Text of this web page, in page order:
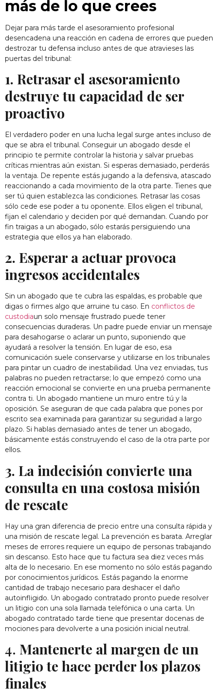
más de lo que crees
Dejar para más tarde el asesoramiento profesional
desencadena una reacción en cadena de errores que pueden
destrozar tu defensa incluso antes de que atravieses las
puertas del tribunal:
1. Retrasar el asesoramiento
destruye tu capacidad de ser
proactivo
El verdadero poder en una lucha legal surge antes incluso de
que se abra el tribunal. Conseguir un abogado desde el
principio te permite controlar la historia y salvar pruebas
críticas mientras aún existan. Si esperas demasiado, perderás
la ventaja. De repente estás jugando a la defensiva, atascado
reaccionando a cada movimiento de la otra parte. Tienes que
ser tú quien establezca las condiciones. Retrasar las cosas
sólo cede ese poder a tu oponente. Ellos eligen el tribunal,
fijan el calendario y deciden por qué demandan. Cuando por
fin traigas a un abogado, sólo estarás persiguiendo una
estrategia que ellos ya han elaborado.
2. Esperar a actuar provoca
ingresos accidentales
Sin un abogado que te cubra las espaldas, es probable que
digas o firmes algo que arruine tu caso. En conflictos de
custodiaun solo mensaje frustrado puede tener
consecuencias duraderas. Un padre puede enviar un mensaje
para desahogarse o aclarar un punto, suponiendo que
ayudará a resolver la tensión. En lugar de eso, esa
comunicación suele conservarse y utilizarse en los tribunales
para pintar un cuadro de inestabilidad. Una vez enviadas, tus
palabras no pueden retractarse; lo que empezó como una
reacción emocional se convierte en una prueba permanente
contra ti. Un abogado mantiene un muro entre tú y la
oposición. Se aseguran de que cada palabra que pones por
escrito sea examinada para garantizar su seguridad a largo
plazo. Si hablas demasiado antes de tener un abogado,
básicamente estás construyendo el caso de la otra parte por
ellos.
3. La indecisión convierte una
consulta en una costosa misión
de rescate
Hay una gran diferencia de precio entre una consulta rápida y
una misión de rescate legal. La prevención es barata. Arreglar
meses de errores requiere un equipo de personas trabajando
sin descanso. Esto hace que tu factura sea diez veces más
alta de lo necesario. En ese momento no sólo estás pagando
por conocimientos jurídicos. Estás pagando la enorme
cantidad de trabajo necesario para deshacer el daño
autoinfligido. Un abogado contratado pronto puede resolver
un litigio con una sola llamada telefónica o una carta. Un
abogado contratado tarde tiene que presentar docenas de
mociones para devolverte a una posición inicial neutral.
4. Mantenerte al margen de un
litigio te hace perder los plazos
finales